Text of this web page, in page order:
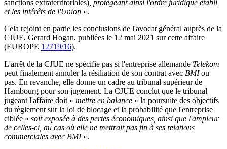
sanctions extraterritoriales) , protégeant ainsi l'ordre juridique établi
et les intérêts de l'Union ».
Cela rejoint en partie les conclusions de l'avocat général auprès de la
CJUE, Gerard Hogan, publiées le 12 mai 2021 sur cette affaire
(EUROPE 12719/16).
L'arrêt de la CJUE ne spécifie pas si l'entreprise allemande Telekom
peut finalement annuler la résiliation de son contrat avec BMIou
pas. En revanche, elle donne un cadre au tribunal supérieur de
Hambourg pour son jugement. La CJUE conclut que le tribunal
jugeant l'affaire doit « mettre en balance » la poursuite des objectifs
du règlement sur la loi de blocage et la probabilité que l'entreprise
ciblée « soit exposée à des pertes économiques, ainsi que l'ampleur
de celles-ci, au cas où elle ne mettrait pas fin à ses relations
commerciales avec BMI».